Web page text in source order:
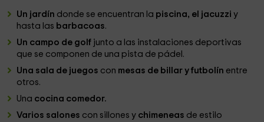
Un jardín donde se encuentran la piscina, el jacuzzi y
hasta las barbacoas.
Un campo de golf junto a las instalaciones deportivas
que se componen de una pista de pádel.
Una sala de juegos con mesas de billar y futbolín entre
otros.
Una cocina comedor.
Varios salones con sillones y chimeneas de estilo